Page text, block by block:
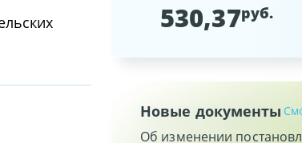
530,37руб.
Новые документы
Об изменении